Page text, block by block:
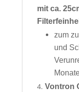
mit ca.
zum
und
Vontron